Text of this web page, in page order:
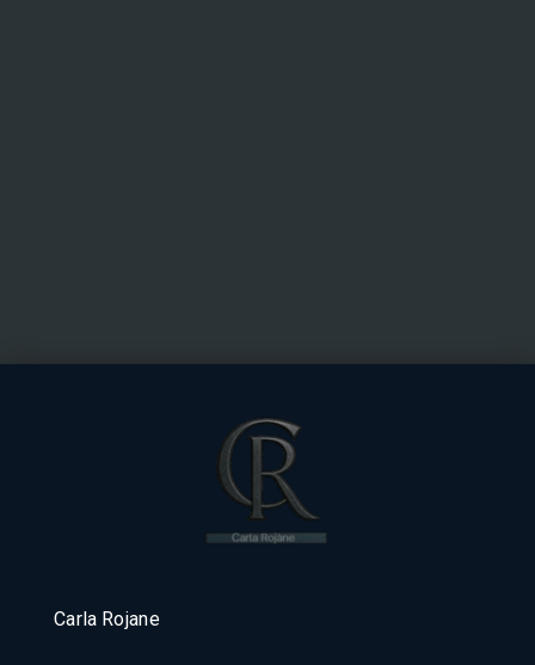
Carla Rojane